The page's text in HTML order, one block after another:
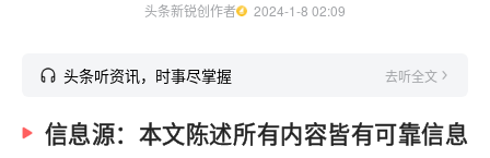
头条新锐创作者
  2024-1-8 02:09
头条听资讯，时事尽掌握 去听全文
信息源：本文陈述所有内容皆有可靠信息